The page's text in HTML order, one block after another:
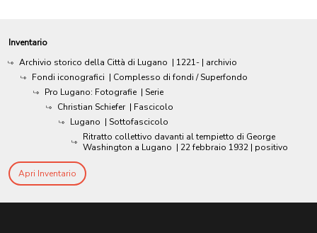
Inventario
Archivio storico della Città di Lugano | 1221- | archivio
Fondi iconografici | Complesso di fondi / Superfondo
Pro Lugano: Fotografie | Serie
Christian Schiefer | Fascicolo
Lugano | Sottofascicolo
Ritratto collettivo davanti al tempietto di George
Washington a Lugano | 22 febbraio 1932 | positivo
Apri Inventario